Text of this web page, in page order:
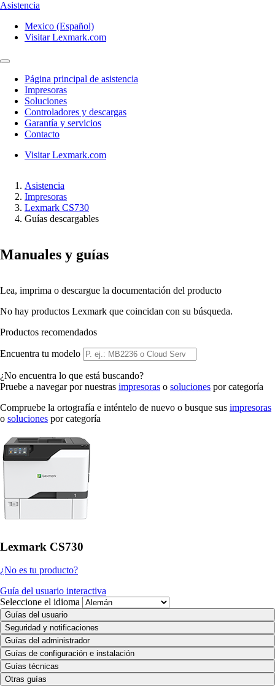
Asistencia
Mexico (Español)
Visitar Lexmark.com
Página principal de asistencia
Impresoras
Soluciones
Controladores y descargas
Garantía y servicios
Contacto
Visitar Lexmark.com
Asistencia
Impresoras
Lexmark CS730
Guías descargables
Manuales y guías
Lea, imprima o descargue la documentación del producto
No hay productos Lexmark que coincidan con su búsqueda.
Productos recomendados
Encuentra tu modelo
¿No encuentra lo que está buscando?
Pruebe a navegar por nuestras impresoras o soluciones por categoría
Compruebe la ortografía e inténtelo de nuevo o busque sus impresoras
o soluciones por categoría
Lexmark CS730
¿No es tu producto?
Guía del usuario interactiva
Seleccione el idioma
Guías del usuario
Seguridad y notificaciones
Guías del administrador
Guías de configuración e instalación
Guías técnicas
Otras guías